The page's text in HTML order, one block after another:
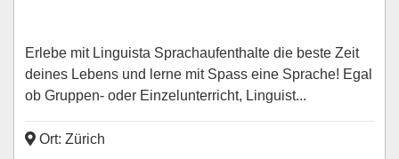
Erlebe mit Linguista Sprachaufenthalte die beste Zeit
deines Lebens und lerne mit Spass eine Sprache! Egal
ob Gruppen- oder Einzelunterricht, Linguist...
Ort: Zürich